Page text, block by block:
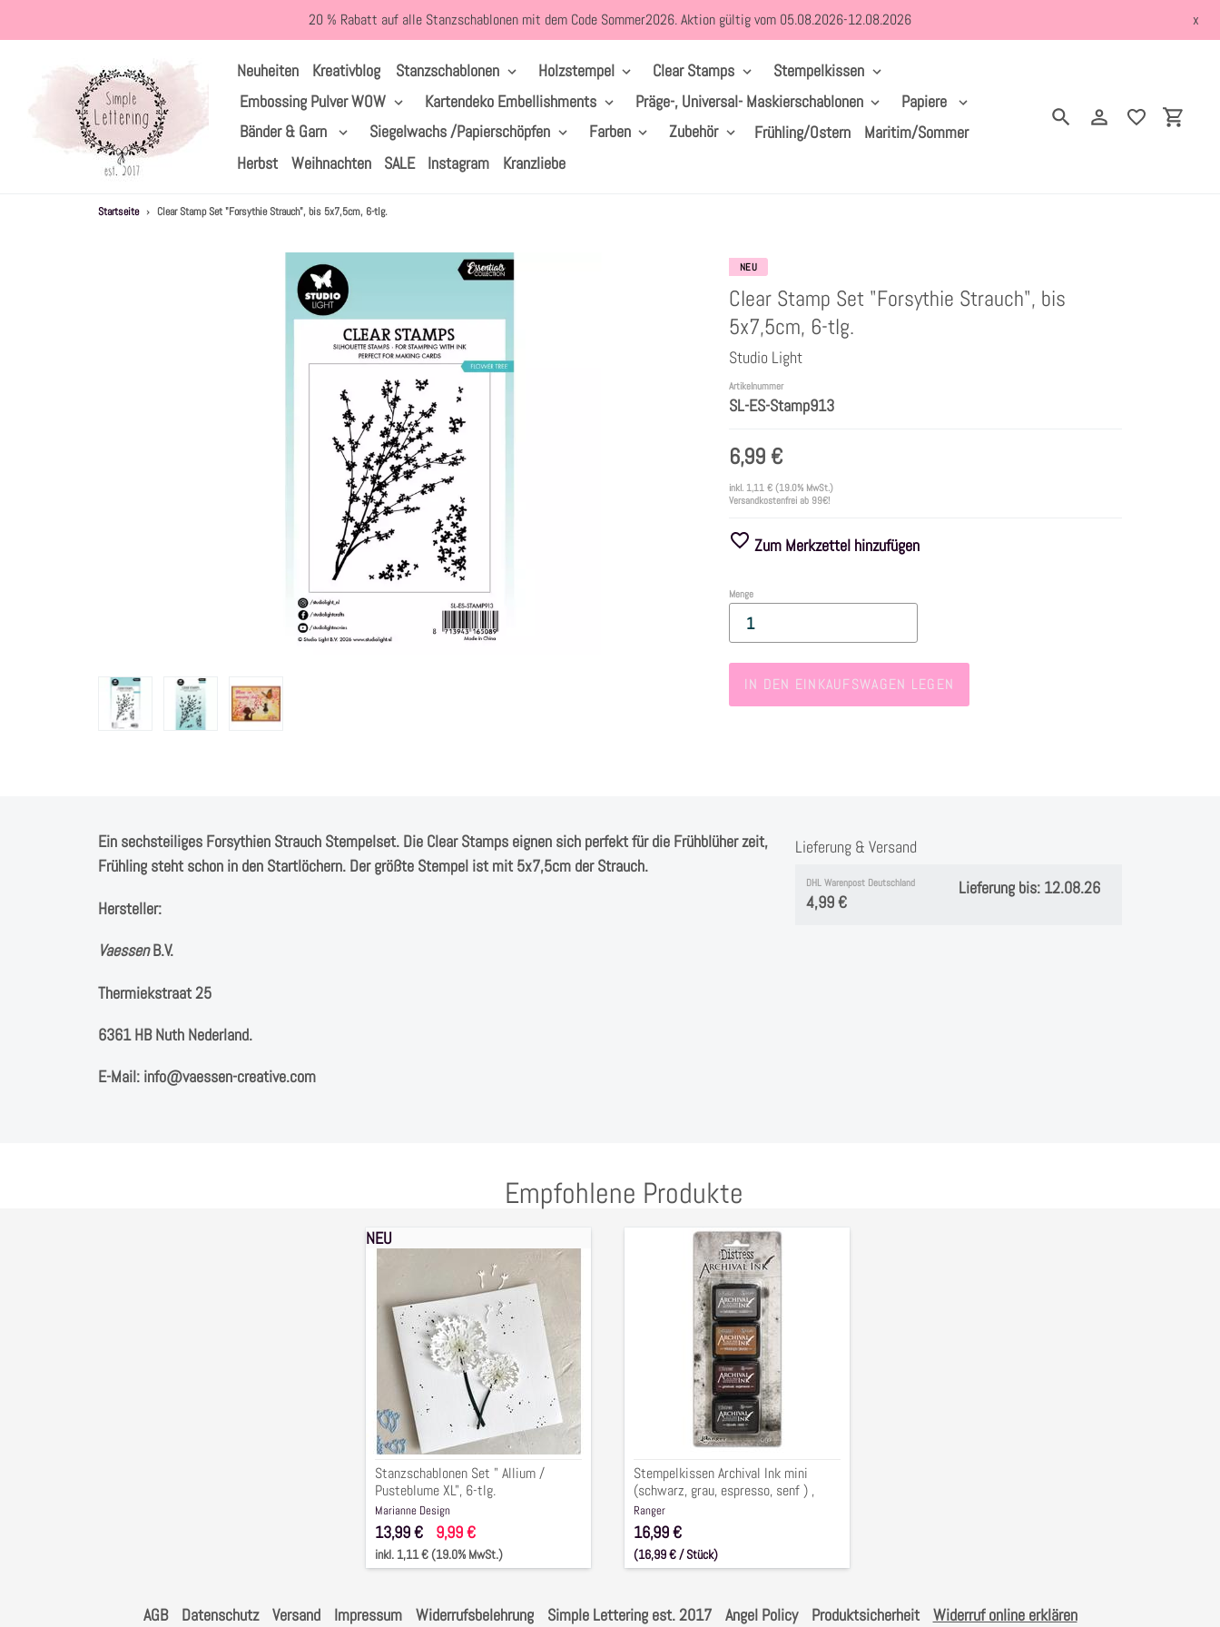
zum
20 % Rabatt auf alle Stanzschablonen mit dem Code Sommer2026. Aktion gültig vom 05.08.2026-12.08.2026 x
Neuheiten Kreativblog Stanzschablonen Holzstempel Clear Stamps
Stempelkissen
Embossing Pulver WOW
Kartendeko Embellishments Präge-, Universal- Maskierschablonen
Papiere
Bänder & Garn
Siegelwachs /Papierschöpfen Farben Zubehör Frühling/Ostern
Maritim/Sommer
Herbst
Weihnachten SALE Instagram Kranzliebe
SuchenEinloggen
Startseite › Clear Stamp Set "Forsythie Strauch", bis 5x7,5cm, 6-tlg.
NEU
Clear Stamp Set "Forsythie Strauch", bis
5x7,5cm, 6-tlg.
Studio Light
Artikelnummer
SL-ES-Stamp913
6,99 €
inkl. 1,11 €(19.0% MwSt.)
Versandkostenfrei ab 99€!
Zum Merkzettel hinzufügen
Menge
IN DEN EINKAUFSWAGEN LEGEN
Ein sechsteiliges Forsythien Strauch Stempelset. Die Clear Stamps eignen sich perfekt für die Frühblüher zeit,
Frühling steht schon in den Startlöchern. Der größte Stempel ist mit 5x7,5cm der Strauch.
Hersteller:
VaessenB.V. ⁠
Thermiekstraat 25 ⁠
6361 HB Nuth ⁠⁠Nederland.
E-Mail: info@vaessen-creative.com
Lieferung & Versand
DHL Warenpost Deutschland
4,99 €
Lieferung bis: 12.08.26
Empfohlene Produkte
Stanzschablonen
Allium
Pusteblume
tlg.
NEU
Stanzschablonen Set " Allium /
Pusteblume XL", 6-tlg.
Marianne Design
13,99 € 9,99 €
inkl. 1,11 € (19.0% MwSt.)
Stempelkissen
tlg.
Stempelkissen Archival Ink mini
(schwarz, grau, espresso, senf ) ,
4-tlg.
Ranger
16,99 €
(16,99 € / Stück)
AGB Datenschutz Versand Impressum Widerrufsbelehrung Simple Lettering est. 2017 Angel Policy Produktsicherheit Widerruf online erklären